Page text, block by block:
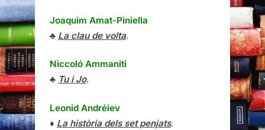
Joaquim Amat-Piniella
♣ La clau de volta.
Niccoló Ammaniti
♣ Tu i Jo.
Leonid Andréiev
♦ La història dels set penjats.